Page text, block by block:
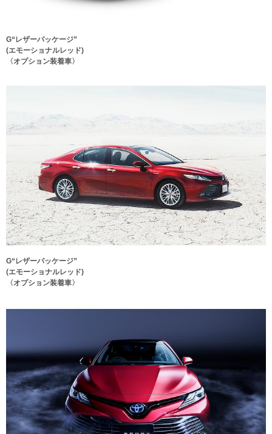
G“レザーパッケージ”
(エモーショナルレッド)
〈オプション装着車〉
G“レザーパッケージ”
(エモーショナルレッド)
〈オプション装着車〉